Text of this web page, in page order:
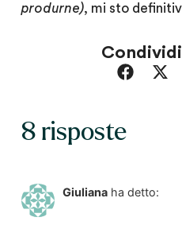
produrne), mi sto
8 risposte
Giuliana ha detto: